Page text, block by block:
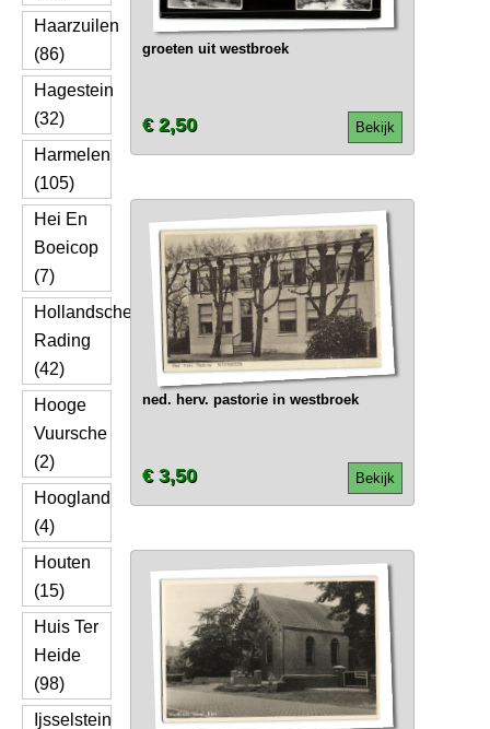
Haarzuilen
(86)
Hagestein
(32)
Harmelen
(105)
Hei En
Boeicop
(7)
Hollandsche
Rading
(42)
Hooge
Vuursche
(2)
Hoogland
(4)
Houten
(15)
Huis Ter
Heide
(98)
Ijsselstein
groeten uit westbroek
Bekijk
€ 2,50
ned. herv. pastorie in westbroek
Bekijk
€ 3,50